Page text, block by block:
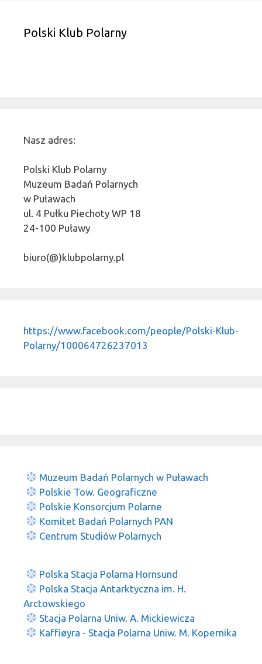
Polski Klub Polarny
Nasz adres:
Polski Klub Polarny
Muzeum Badań Polarnych
w Puławach
ul. 4 Pułku Piechoty WP 18
24-100 Puławy
biuro(@)klubpolarny.pl
https://www.facebook.com/people/Polski-Klub-
Polarny/100064726237013
Muzeum Badań Polarnych w Puławach
Polskie Tow. Geograficzne
Polskie Konsorcjum Polarne
Komitet Badań Polarnych PAN
Centrum Studiów Polarnych
Polska Stacja Polarna Hornsund
Polska Stacja Antarktyczna im. H.
Arctowskiego
Stacja Polarna Uniw. A. Mickiewicza
Kaffiøyra - Stacja Polarna Uniw. M. Kopernika